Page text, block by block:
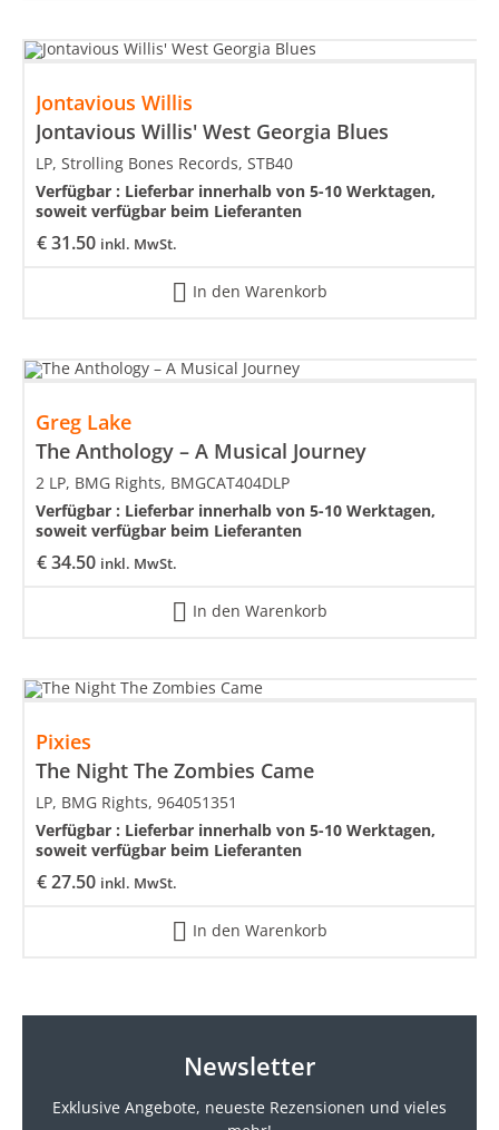
Jontavious Willis
Jontavious Willis' West Georgia Blues
€31.50 inkl. MwSt.
LP, Strolling Bones Records, STB40
Verfügbar : Lieferbar innerhalb von 5-10 Werktagen,
soweit verfügbar beim Lieferanten
In den Warenkorb
Greg Lake
The Anthology – A Musical Journey
€34.50 inkl. MwSt.
2 LP, BMG Rights, BMGCAT404DLP
Verfügbar : Lieferbar innerhalb von 5-10 Werktagen,
soweit verfügbar beim Lieferanten
In den Warenkorb
Pixies
The Night The Zombies Came
€27.50 inkl. MwSt.
LP, BMG Rights, 964051351
Verfügbar : Lieferbar innerhalb von 5-10 Werktagen,
soweit verfügbar beim Lieferanten
In den Warenkorb
Newsletter
Exklusive Angebote, neueste Rezensionen und vieles